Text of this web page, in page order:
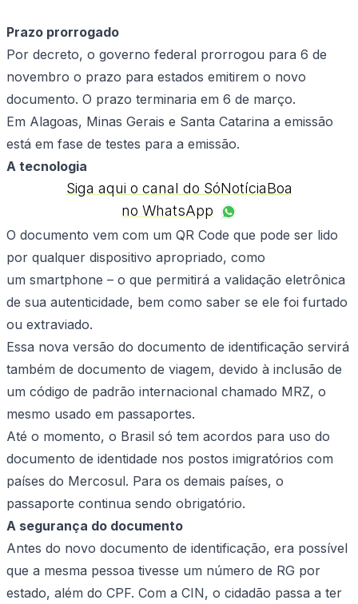
Prazo prorrogado
Por decreto, o governo federal prorrogou para 6 de
novembro o prazo para estados emitirem o novo
documento. O prazo terminaria em 6 de março.
Em Alagoas, Minas Gerais e Santa Catarina a emissão
está em fase de testes para a emissão.
A tecnologia
Siga aqui o canal do SóNotíciaBoa
no WhatsApp
O documento vem com um QR Code que pode ser lido
por qualquer dispositivo apropriado, como
um smartphone – o que permitirá a validação eletrônica
de sua autenticidade, bem como saber se ele foi furtado
ou extraviado.
Essa nova versão do documento de identificação servirá
também de documento de viagem, devido à inclusão de
um código de padrão internacional chamado MRZ, o
mesmo usado em passaportes.
Até o momento, o Brasil só tem acordos para uso do
documento de identidade nos postos imigratórios com
países do Mercosul. Para os demais países, o
passaporte continua sendo obrigatório.
A segurança do documento
Antes do novo documento de identificação, era possível
que a mesma pessoa tivesse um número de RG por
estado, além do CPF. Com a CIN, o cidadão passa a ter